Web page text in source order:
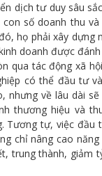
dịch tư duy sâu
số doanh thu
họ phải xây dựng
doanh được
qua tác động xã
có thể đầu tư
nhưng về lâu dài
thương hiệu và
Tương tự, việc đầu
chỉ nâng cao
trung thành, giảm